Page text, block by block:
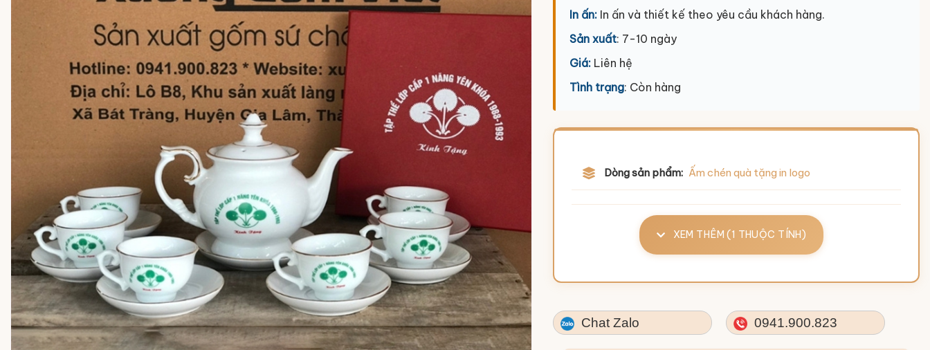
In ấn: In ấn và thiết kế theo yêu cầu khách hàng.
Sản xuất: 7-10 ngày
Giá: Liên hệ
Tình trạng: Còn hàng
Dòng sản phẩm: Ấm chén quà tặng in logo
XEM THÊM (1 THUỘC TÍNH)
Chat Zalo 0941.900.823